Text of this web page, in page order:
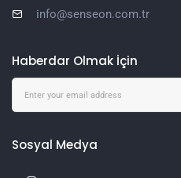
info@senseon.com.tr
Haberdar Olmak İçin
Sosyal Medya